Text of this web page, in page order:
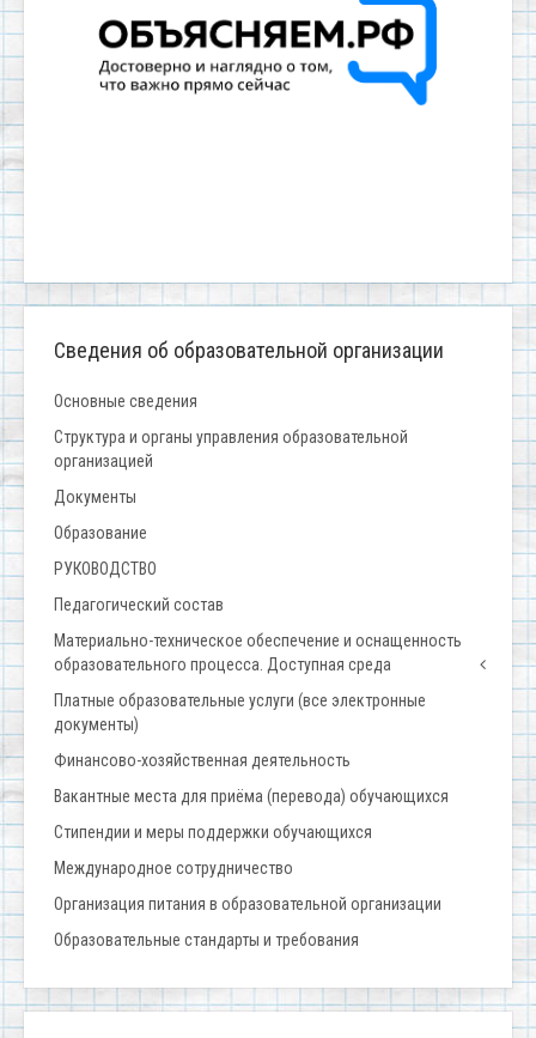
Сведения об образовательной организации
Основные сведения
Структура и органы управления образовательной
организацией
Документы
Образование
РУКОВОДСТВО
Педагогический состав
Материально-техническое обеспечение и оснащенность
образовательного процесса. Доступная среда
Платные образовательные услуги (все электронные
документы)
Финансово-хозяйственная деятельность
Вакантные места для приёма (перевода) обучающихся
Стипендии и меры поддержки обучающихся
Международное сотрудничество
Организация питания в образовательной организации
Образовательные стандарты и требования